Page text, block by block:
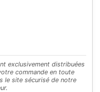
exclusivement distribuées
commande en toute
le site sécurisé de notre